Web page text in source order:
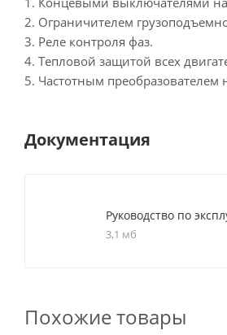
2. Ограничителем
3. Реле контроля фаз.
4. Тепловой защитой всех
5. Частотным преобразователем
Документация
Руководство по
3,1 мб
Похожие товары